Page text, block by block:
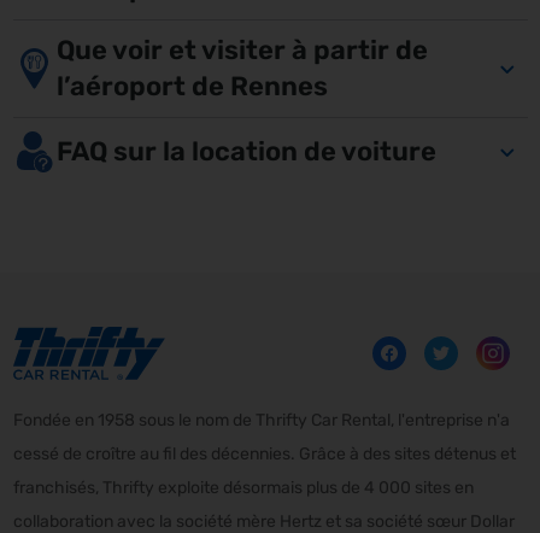
Que voir et visiter à partir de
l’aéroport de Rennes
FAQ sur la location de voiture
Fondée en 1958 sous le nom de Thrifty Car Rental, l'entreprise n'a
cessé de croître au fil des décennies. Grâce à des sites détenus et
franchisés, Thrifty exploite désormais plus de 4 000 sites en
collaboration avec la société mère Hertz et sa société sœur Dollar